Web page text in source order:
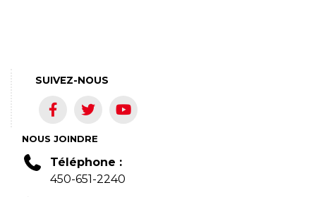
NOUS JOINDRE
Téléphone :
450-651-2240
SUIVEZ-NOUS